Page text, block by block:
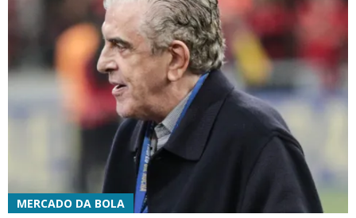
MERCADO DA BOLA